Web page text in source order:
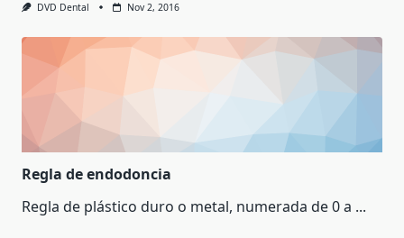
DVD Dental Nov 2, 2016
Regla de endodoncia
Regla de plástico duro o metal, numerada de 0 a ...